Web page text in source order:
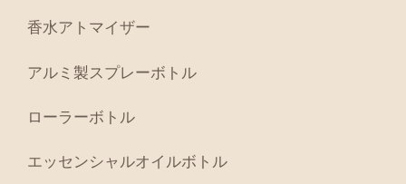
香水アトマイザー
アルミ製スプレーボトル
ローラーボトル
エッセンシャルオイルボトル